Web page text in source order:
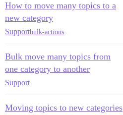
How to move many topics to a
new category
Supportbulk-actions
Bulk move many topics from
one category to another
Support
Moving topics to new categories